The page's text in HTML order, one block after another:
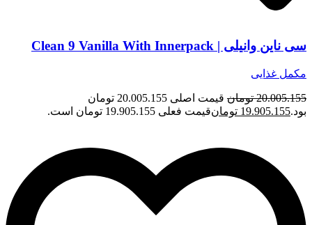
سی ناین وانیلی | Clean 9 Vanilla With Innerpack
مکمل غذایی
20.005.155 تومان
قیمت اصلی 20.005.155 تومان
بود.19.905.155 تومانقیمت فعلی 19.905.155 تومان است.